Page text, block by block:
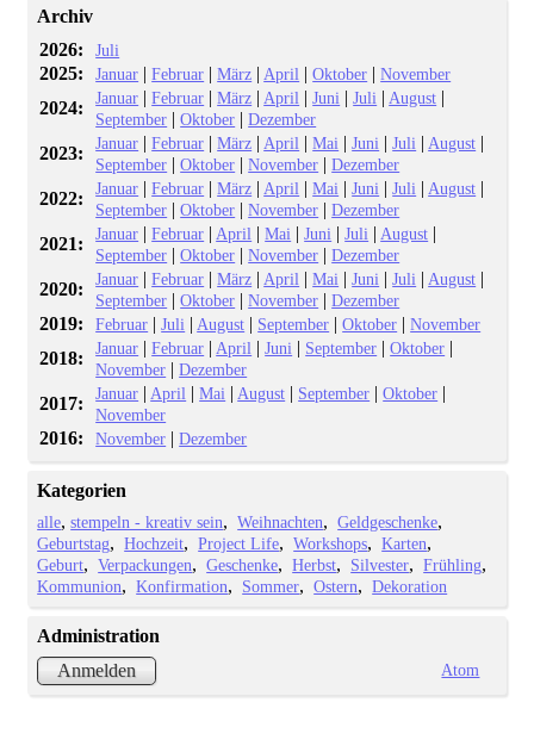
Archiv
2026:
Juli
2025: Januar |Februar |März | April |Oktober |November
2024: Januar |Februar |März | April |Juni |Juli | August |
September |Oktober |Dezember
2023: Januar |Februar |März | April |Mai |Juni |Juli | August |
September |Oktober |November |Dezember
2022: Januar |Februar |März | April |Mai |Juni |Juli | August |
September |Oktober |November |Dezember
2021: Januar |Februar | April |Mai |Juni |Juli | August |
September |Oktober |November |Dezember
2020: Januar |Februar |März | April |Mai |Juni |Juli | August |
September |Oktober |November |Dezember
2019: Februar |Juli | August | September |Oktober |November
2018: Januar |Februar | April |Juni | September |Oktober |
November |Dezember
2017: Januar | April |Mai | August | September |Oktober |
November
2016: November |Dezember
Kategorien
alle stempeln - kreativ sein Weihnachten
Geldgeschenke
Geburtstag
Hochzeit Project Life Workshops
Karten
Geburt
Verpackungen Geschenke Herbst Silvester
Frühling
Kommunion
Konfirmation Sommer Ostern Dekoration
Administration
Anmelden
Atom